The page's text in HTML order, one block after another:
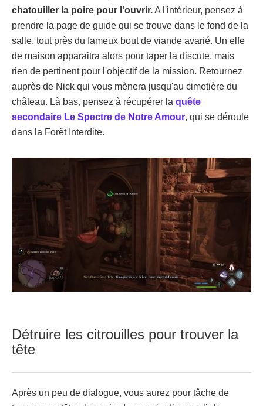
chatouiller la poire pour l'ouvrir.A l'intérieur, pensez à
prendre la page de guide qui se trouve dans le fond de la
salle, tout près du fameux bout de viande avarié. Un elfe
de maison apparaitra alors pour taper la discute, mais
rien de pertinent pour l'objectif de la mission. Retournez
auprès de Nick qui vous mènera jusqu'au cimetière du
château. Là bas, pensez à récupérer la quête
secondaire Le Spectre de Notre Amour, qui se déroule
dans la Forêt Interdite.
Détruire les citrouilles pour trouver la
tête
Après un peu de dialogue, vous aurez pour tâche de